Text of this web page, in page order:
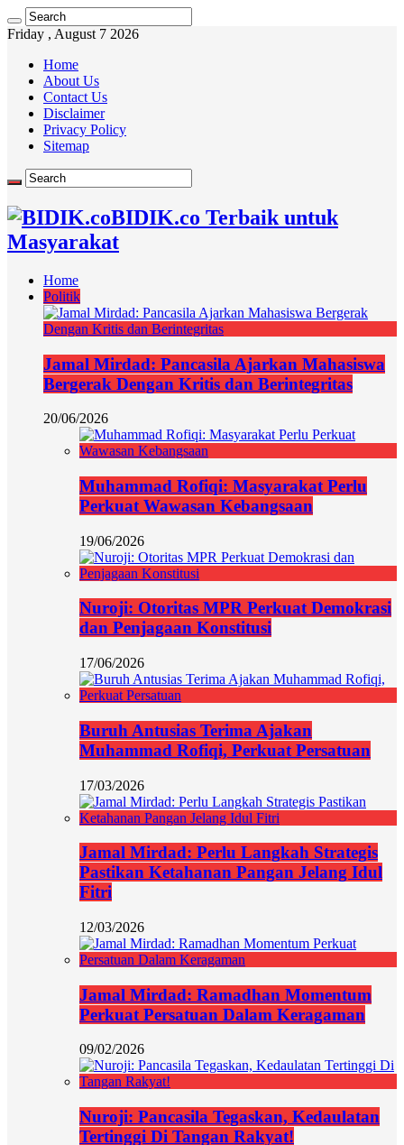
Friday , August 7 2026
Home
About Us
Contact Us
Disclaimer
Privacy Policy
Sitemap
BIDIK.co Terbaik untuk
Masyarakat
Home
Politik
Jamal Mirdad: Pancasila Ajarkan Mahasiswa
Bergerak Dengan Kritis dan Berintegritas
20/06/2026
Muhammad Rofiqi: Masyarakat Perlu
Perkuat Wawasan Kebangsaan
19/06/2026
Nuroji: Otoritas MPR Perkuat Demokrasi
dan Penjagaan Konstitusi
17/06/2026
Buruh Antusias Terima Ajakan
Muhammad Rofiqi, Perkuat Persatuan
17/03/2026
Jamal Mirdad: Perlu Langkah Strategis
Pastikan Ketahanan Pangan Jelang Idul
Fitri
12/03/2026
Jamal Mirdad: Ramadhan Momentum
Perkuat Persatuan Dalam Keragaman
09/02/2026
Nuroji: Pancasila Tegaskan, Kedaulatan
Tertinggi Di Tangan Rakyat!